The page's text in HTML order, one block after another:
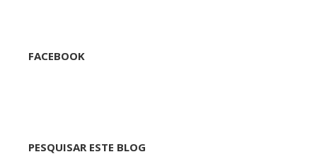
FACEBOOK
PESQUISAR ESTE BLOG